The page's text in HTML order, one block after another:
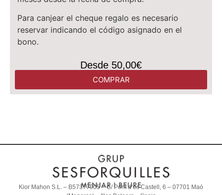
Para canjear el cheque regalo es necesario
reservar indicando el código asignado en el
bono.
Desde 50,00€
COMPRAR
Kior Mahon S.L. – B57377905 – C/ Pont d’es Castell, 6 – 07701 Maó